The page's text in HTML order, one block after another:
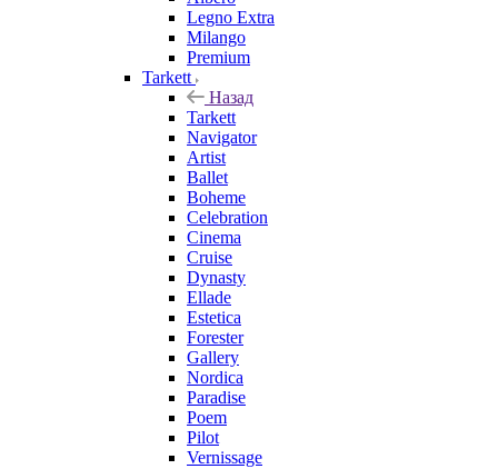
Legno Extra
Milango
Premium
Tarkett
Назад
Tarkett
Navigator
Artist
Ballet
Boheme
Celebration
Cinema
Cruise
Dynasty
Ellade
Estetica
Forester
Gallery
Nordica
Paradise
Poem
Pilot
Vernissage